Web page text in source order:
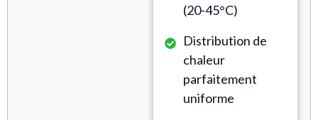
(20-45°C)
Distribution de
chaleur
parfaitement
uniforme